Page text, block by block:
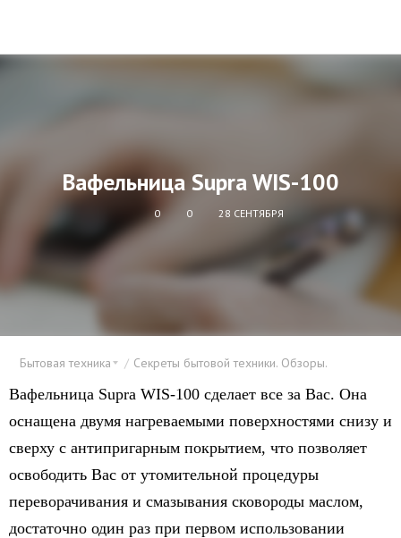
Вафельница Supra WIS-100
0 0 28 СЕНТЯБРЯ
Бытовая техника Секреты бытовой техники. Обзоры.
Вафельница Supra WIS-100 сделает все за Вас. Она
оснащена двумя нагреваемыми поверхностями снизу и
сверху с антипригарным покрытием, что позволяет
освободить Вас от утомительной процедуры
переворачивания и смазывания сковороды маслом,
достаточно один раз при первом использовании